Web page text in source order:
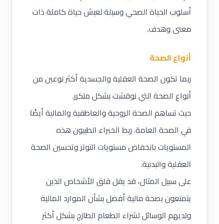
أسلوب الحياة الصحي وسيلة لعيش حياة كاملة ذات
معنى وهدف.
أنواع الصحة
ربما تكون الصحة العقلية والجسدية أكثر نوعين من
أنواع الصحة التي نوقشت بشكل متكرر.
حيث تساهم الصحة الروحية والعاطفية والمالية أيضًا
في الصحة العامة. ربط الخبراء الطبيون هذه
المستويات بانخفاض مستويات التوتر وتحسين الصحة
العقلية والبدنية.
على سبيل المثال، قد يقل قلق الأشخاص الذين
يتمتعون بصحة مالية أفضل بشأن الموارد المالية
ولديهم الوسائل لشراء الطعام الطازج بشكل أكثر